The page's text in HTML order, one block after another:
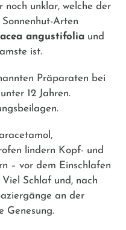
noch unklar, welche der
Arten
angustifolia und
ist.
Präparaten bei
12 Jahren.
,
lindern Kopf- und
– vor dem Einschlafen
Schlaf und, nach
an der
Genesung.